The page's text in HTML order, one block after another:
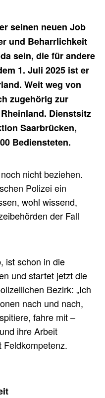
seinen neuen Job
und Beharrlichkeit
sein, die für andere
1. Juli 2025 ist er
Weit weg von
zugehörig zur
Dienstsitz
Saarbrücken,
Bediensteten.
nicht beziehen.
Polizei ein
wohl wissend,
der Fall
ist schon in die
und startet jetzt die
Bezirk: „Ich
nach und nach,
fahre mit –
ihre Arbeit
Feldkompetenz.